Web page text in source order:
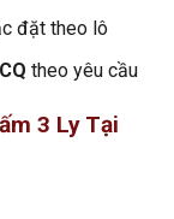
đặt theo lô
theo yêu cầu
3 Ly Tại